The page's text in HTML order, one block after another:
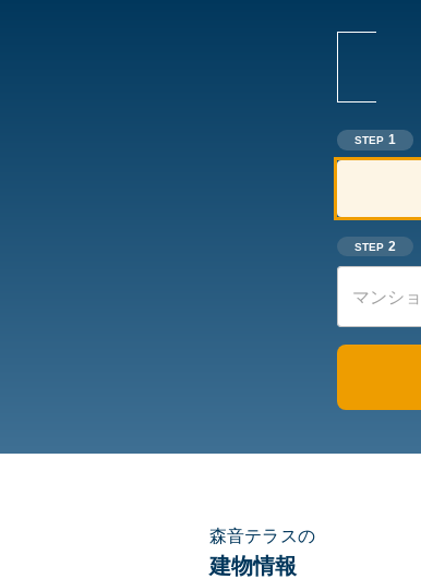
STEP 1
STEP 2
森音テラスの
建物情報